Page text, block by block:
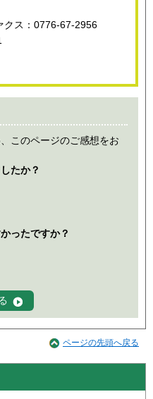
クス：0776-67-2956
このページのご感想をお
たか？
ったですか？
ページの先頭へ戻る